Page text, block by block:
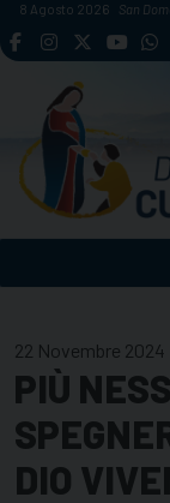
Skip
to
8 Agosto 2026 San
22 Novembre 2024
PIÙ
DIO